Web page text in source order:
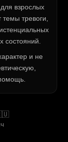
взрослых
тревоги,
состояний.
и не